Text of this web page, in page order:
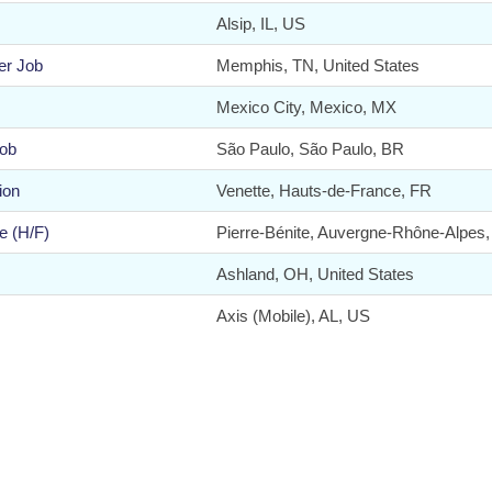
Alsip, IL, US
Job Memphis, TN, United States
Mexico City, Mexico, MX
São Paulo, São Paulo, BR
Venette, Hauts-de-France, FR
(H/F) Pierre-Bénite, Auvergne-Rhône-
Ashland, OH, United States
Axis (Mobile), AL, US